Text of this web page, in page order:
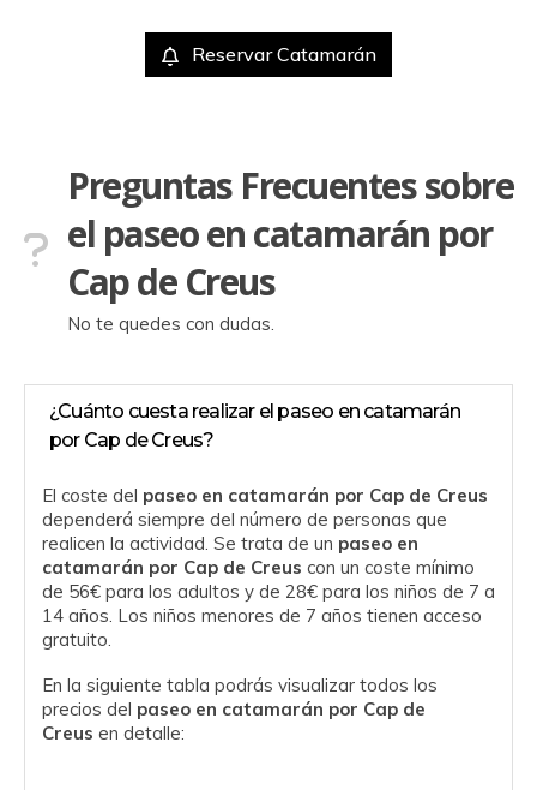
Reservar Catamarán
Preguntas Frecuentes sobre
el paseo en catamarán por
Cap de Creus
No te quedes con dudas.
¿Cuánto cuesta realizar el paseo en catamarán
por Cap de Creus?
El coste del paseo en catamarán por Cap de Creus
dependerá siempre del número de personas que
realicen la actividad. Se trata de un paseo en
catamarán por Cap de Creus con un coste mínimo
de 56€ para los adultos y de 28€ para los niños de 7 a
14 años. Los niños menores de 7 años tienen acceso
gratuito.
En la siguiente tabla podrás visualizar todos los
precios del paseo en catamarán por Cap de
Creus en detalle: